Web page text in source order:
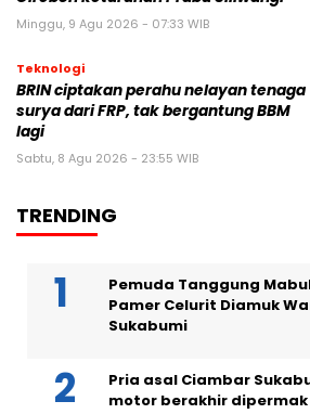
Minggu, 9 Agu 2026 - 07:33 WIB
Teknologi
BRIN ciptakan perahu nelayan tenaga
surya dari FRP, tak bergantung BBM
lagi
Sabtu, 8 Agu 2026 - 23:55 WIB
TRENDING
Pemuda Tanggung
Pamer Celurit Diamuk
Sukabumi
Pria asal Ciambar
motor berakhir